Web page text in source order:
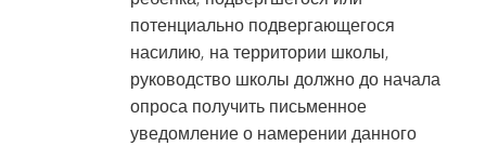
потенциально подвергающегося
насилию, на территории школы,
руководство школы должно до начала
опроса получить письменное
уведомление о намерении данного